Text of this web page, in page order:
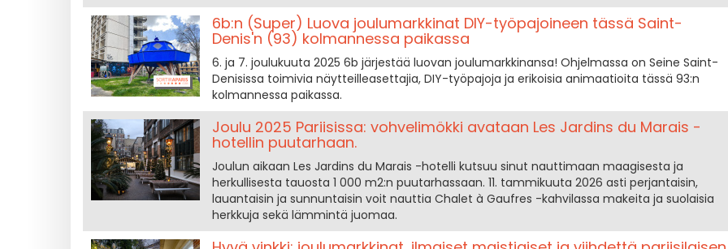
6b:n (Super) Luova joulumarkkinat DIY-työpajoineen tässä Saint-
Denis'n (93) kolmannessa paikassa
6. ja 7. joulukuuta 2025 6b järjestää luovan joulumarkkinansa! Ohjelmassa on Seine Saint-
Denisissa toimivia näytteilleasettajia, DIY-työpajoja ja erikoisia animaatioita tässä 93:n
kolmannessa paikassa.
Joulu 2025 Pariisissa: vohvelimökki avataan Les Jardins du Marais -
hotellin puutarhaan.
Joulun aikaan Les Jardins du Marais -hotelli kutsuu sinut nauttimaan maagisesta ja
herkullisesta tauosta 1 000 m2:n puutarhassaan. 11. tammikuuta 2026 asti perjantaisin,
lauantaisin ja sunnuntaisin voit nauttia Chalet à Gaufres -kahvilassa makeita ja suolaisia
herkkuja sekä lämmintä juomaa.